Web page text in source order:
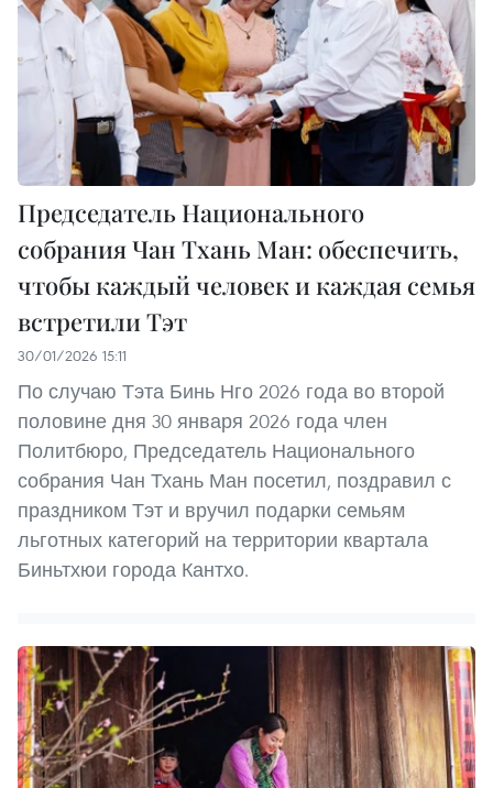
Председатель Национального
собрания Чан Тхань Ман: обеспечить,
чтобы каждый человек и каждая семья
встретили Тэт
30/01/2026 15:11
По случаю Тэта Бинь Нго 2026 года во второй
половине дня 30 января 2026 года член
Политбюро, Председатель Национального
собрания Чан Тхань Ман посетил, поздравил с
праздником Тэт и вручил подарки семьям
льготных категорий на территории квартала
Биньтхюи города Кантхо.